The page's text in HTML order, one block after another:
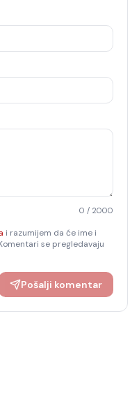
0 / 2000
i razumijem da će ime i
se pregledavaju
Pošalji komentar